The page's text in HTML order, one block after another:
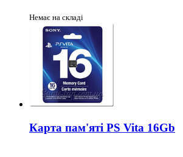
Немає на складі
Карта пам'яті PS Vita 16Gb